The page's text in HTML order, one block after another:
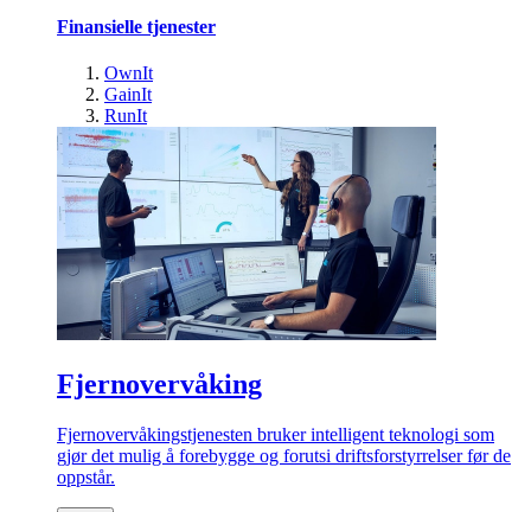
Finansielle tjenester
OwnIt
GainIt
RunIt
Fjernovervåking
Fjernovervåkingstjenesten bruker intelligent teknologi som
gjør det mulig å forebygge og forutsi driftsforstyrrelser før de
oppstår.